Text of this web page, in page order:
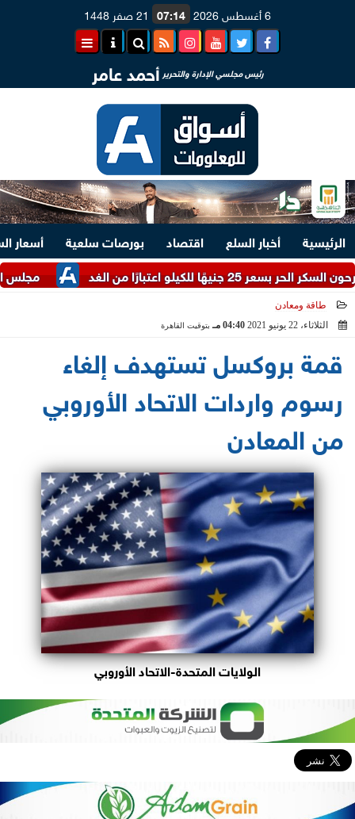
6 أغسطس 2026 07:14 21 صفر 1448
رئيس مجلسي الإدارة والتحرير أحمد عامر
الرئيسية أخبار السلع اقتصاد بورصات سلعية
أسعار
مجلس الوزراء
اعتبارًا من الغد
طاقة ومعادن
الثلاثاء، 22 يونيو 2021
04:40 مـ بتوقيت القاهرة
قمة بروكسل تستهدف إلغاء
رسوم واردات الاتحاد الأوروبي
من المعادن
الولايات المتحدة-الاتحاد الأوروبي